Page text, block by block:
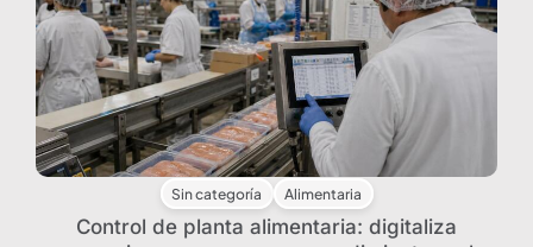
Sin categoría Alimentaria
Control de planta alimentaria: digitaliza